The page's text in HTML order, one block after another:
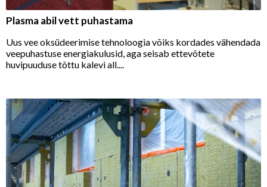
Plasma abil vett puhastama
Uus vee oksüdeerimise tehnoloogia võiks kordades vähendada
veepuhastuse energiakulusid, aga seisab ettevõtete
huvipuuduse tõttu kalevi all....